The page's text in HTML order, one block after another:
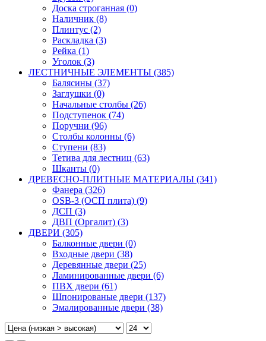
Доска строганная (0)
Наличник (8)
Плинтус (2)
Раскладка (3)
Рейка (1)
Уголок (3)
ЛЕСТНИЧНЫЕ ЭЛЕМЕНТЫ (385)
Балясины (37)
Заглушки (0)
Начальные столбы (26)
Подступенок (74)
Поручни (96)
Столбы колонны (6)
Ступени (83)
Тетива для лестниц (63)
Шканты (0)
ДРЕВЕСНО-ПЛИТНЫЕ МАТЕРИАЛЫ (341)
Фанера (326)
OSB-3 (ОСП плита) (9)
ДСП (3)
ДВП (Оргалит) (3)
ДВЕРИ (305)
Балконные двери (0)
Входные двери (38)
Деревянные двери (25)
Ламинированные двери (6)
ПВХ двери (61)
Шпонированые двери (137)
Эмалированные двери (38)